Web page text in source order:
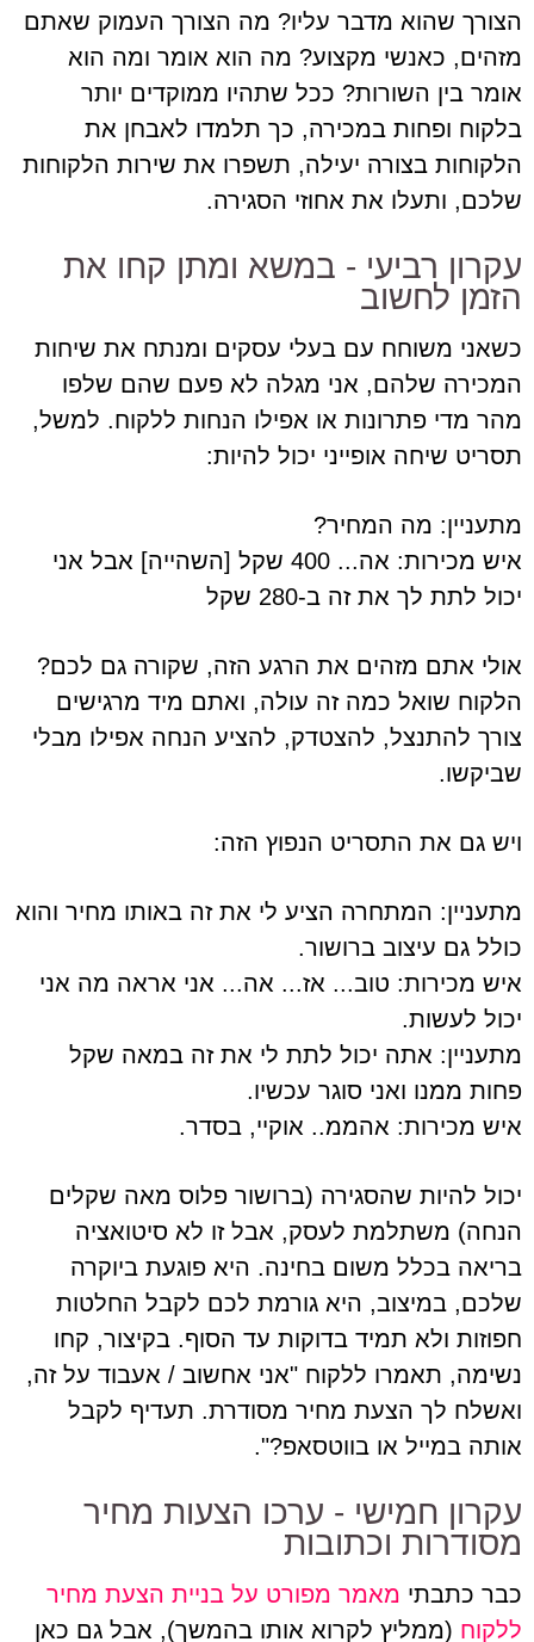
הצורך שהוא מדבר עליו? מה הצורך העמוק שאתם
מזהים, כאנשי מקצוע? מה הוא אומר ומה הוא
אומר בין השורות? ככל שתהיו ממוקדים יותר
בלקוח ופחות במכירה, כך תלמדו לאבחן את
הלקוחות בצורה יעילה, תשפרו את שירות הלקוחות
שלכם, ותעלו את אחוזי הסגירה.
עקרון רביעי - במשא ומתן קחו את
הזמן לחשוב
כשאני משוחח עם בעלי עסקים ומנתח את שיחות
המכירה שלהם, אני מגלה לא פעם שהם שלפו
מהר מדי פתרונות או אפילו הנחות ללקוח. למשל,
תסריט שיחה אופייני יכול להיות:
מתעניין: מה המחיר?
איש מכירות: אה... 400 שקל [השהייה] אבל אני
יכול לתת לך את זה ב-280 שקל
אולי אתם מזהים את הרגע הזה, שקורה גם לכם?
הלקוח שואל כמה זה עולה, ואתם מיד מרגישים
צורך להתנצל, להצטדק, להציע הנחה אפילו מבלי
שביקשו.
ויש גם את התסריט הנפוץ הזה:
מתעניין: המתחרה הציע לי את זה באותו מחיר והוא
כולל גם עיצוב ברושור.
איש מכירות: טוב... אז... אה... אני אראה מה אני
יכול לעשות.
מתעניין: אתה יכול לתת לי את זה במאה שקל
פחות ממנו ואני סוגר עכשיו.
איש מכירות: אהממ.. אוקיי, בסדר.
יכול להיות שהסגירה (ברושור פלוס מאה שקלים
הנחה) משתלמת לעסק, אבל זו לא סיטואציה
בריאה בכלל משום בחינה. היא פוגעת ביוקרה
שלכם, במיצוב, היא גורמת לכם לקבל החלטות
חפוזות ולא תמיד בדוקות עד הסוף. בקיצור, קחו
נשימה, תאמרו ללקוח "אני אחשוב / אעבוד על זה,
ואשלח לך הצעת מחיר מסודרת. תעדיף לקבל
אותה במייל או בווטסאפ?".
עקרון חמישי - ערכו הצעות מחיר
מסודרות וכתובות
כבר כתבתי מאמר מפורט על בניית הצעת מחיר
ללקוח(ממליץ לקרוא אותו בהמשך), אבל גם כאן